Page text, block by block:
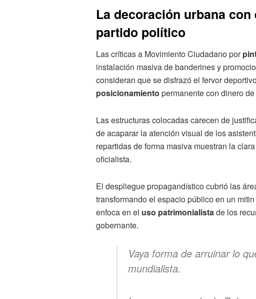
La decoración urbana
partido político
Las críticas a Movimiento Ciudadano por
instalación masiva de banderines y
consideran que se disfrazó el fervor
posicionamiento permanente con dinero
Las estructuras colocadas carecen de
de acaparar la atención visual de los
repartidas de forma masiva muestran la
oficialista.
El despliegue propagandístico cubrió las
transformando el espacio público en un
enfoca en el uso patrimonialistade los
gobernante.
Vaya forma de arruinar lo
mundialista.